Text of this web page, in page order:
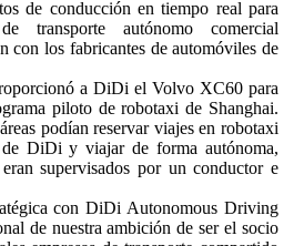
de conducción en tiempo real para
transporte autónomo comercial
con los fabricantes de automóviles de
a DiDi el Volvo XC60 para
piloto de robotaxi de Shanghai.
podían reservar viajes en robotaxi
DiDi y viajar de forma autónoma,
supervisados ​​por un conductor e
con DiDi Autonomous Driving
de nuestra ambición de ser el socio